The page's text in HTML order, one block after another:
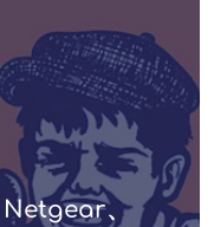
Netgear、